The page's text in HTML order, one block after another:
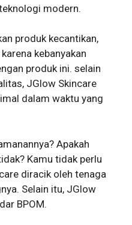
modern.
produk kecantikan,
kebanyakan
produk ini. selain
JGlow Skincare
dalam waktu yang
Apakah
Kamu tidak perlu
diracik oleh tenaga
Selain itu, JGlow
BPOM.